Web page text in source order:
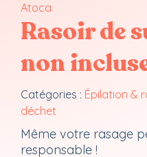
Atoca
Rasoir de
non
Catégories : Épilation &
déchet
Même votre rasage
responsable !